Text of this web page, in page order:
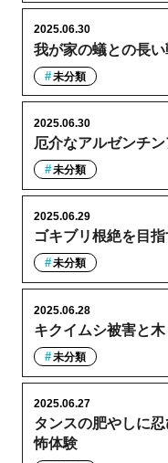
我が家の蟻との長
2025.06.30
未分類
厄介なアルゼンチ
2025.06.30
未分類
ゴキブリ根絶を目
2025.06.29
未分類
キクイムシ被害と
2025.06.28
未分類
タンスの肥やしに
怖体験
2025.06.27